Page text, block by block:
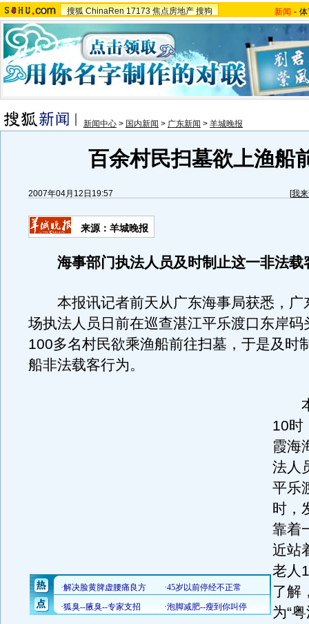
搜狐 ChinaRen 17173 焦点房地产 搜狗 新闻 -
新闻中心 > 国内新闻 > 广东新闻 > 羊城晚报
百余村民扫墓欲上渔船
2007年04月12日19:57 [我
来源：羊城晚报
海事部门执法人员及时制止这一非法载
本报讯记者前天从广东海事局获悉，广
场执法人员日前在巡查湛江平乐渡口东岸码
100多名村民欲乘渔船前往扫墓，于是及时
船非法载客行为。
本
10时
霞海
法人
平乐
时，
靠着
近站
老人
了解
为“